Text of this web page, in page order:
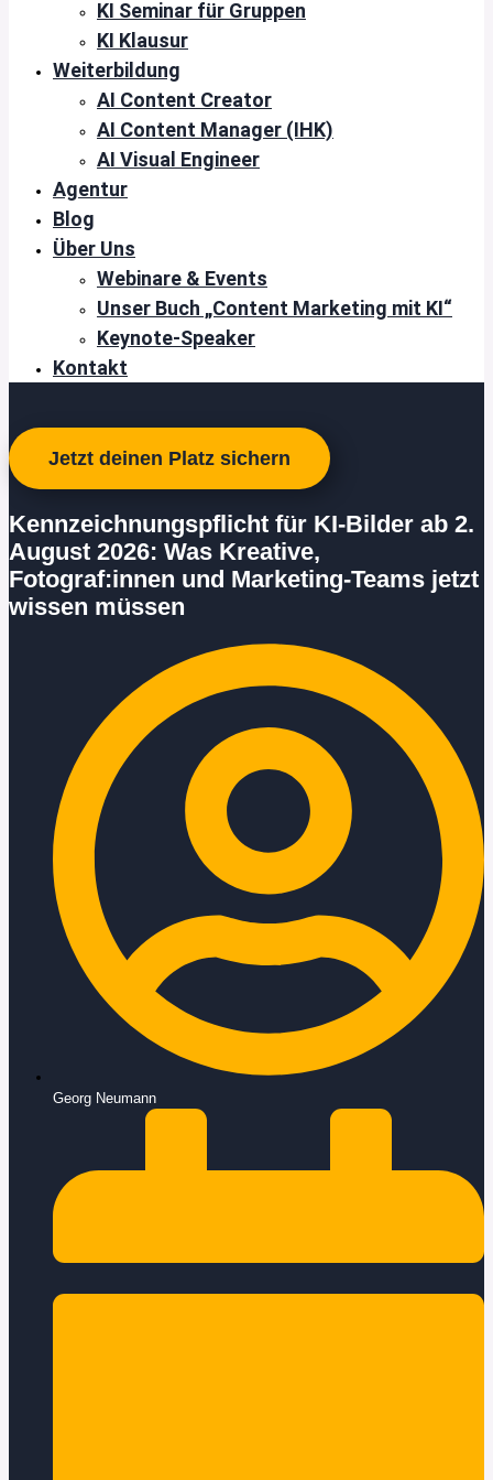
KI Seminar für Gruppen
KI Klausur
Weiterbildung
AI Content Creator
AI Content Manager (IHK)
AI Visual Engineer
Agentur
Blog
Über Uns
Webinare & Events
Unser Buch „Content Marketing mit KI“
Keynote-Speaker
Kontakt
Jetzt deinen Platz sichern
Kennzeichnungspflicht für KI-Bilder ab 2.
August 2026: Was Kreative,
Fotograf:innen und Marketing-Teams jetzt
wissen müssen
Georg Neumann